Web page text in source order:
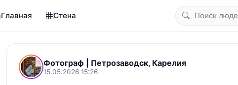
Главная Стена
Фотограф | Петрозаводск, Карелия
15.05.2026 15:26